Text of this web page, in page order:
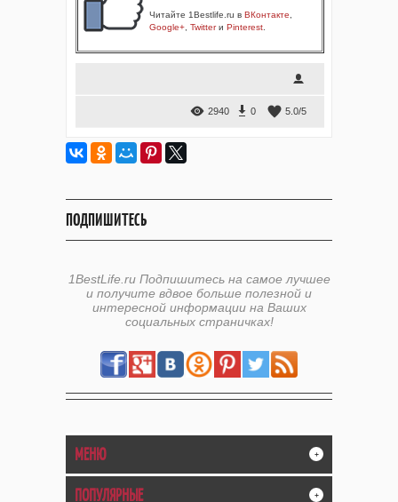
Читайте 1Bestlife.ru в ВКонтакте
Google+ Twitterи Pinterest
2940 0 5.0/5
ПОДПИШИТЕСЬ
1BestLife.ru Подпишитесь на самое лучшее
и получите вдвое больше полезной и
интересной информации на Ваших
социальных страничках!
МЕНЮ +
ПОПУЛЯРНЫЕ +